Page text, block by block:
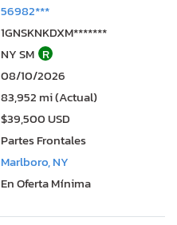
56982***
1GNSKNKDXM*******
NY SM R
08/10/2026
83,952 mi (Actual)
$39,500 USD
Partes Frontales
Marlboro, NY
En Oferta Mínima